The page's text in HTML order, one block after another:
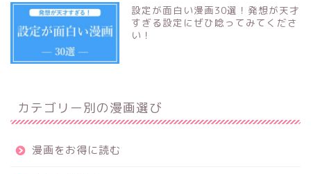
設定が面白い漫画30選！発想が天才
すぎる設定にぜひ唸ってみてくださ
い！
カテゴリー別の漫画選び
漫画をお得に読む